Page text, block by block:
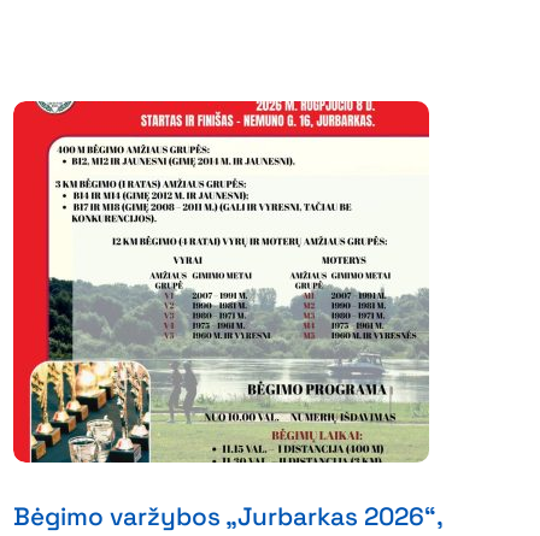
Bėgimo varžybos „Jurbarkas 2026“,